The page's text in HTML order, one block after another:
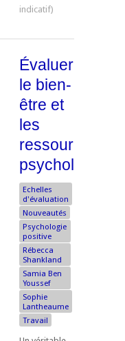
Évaluer
le bien-
être et
les
ressources
Echelles
d'évaluation
Nouveautés
Psychologie
positive
Rébecca
Shankland
Samia Ben
Youssef
Sophie
Lantheaume
Travail